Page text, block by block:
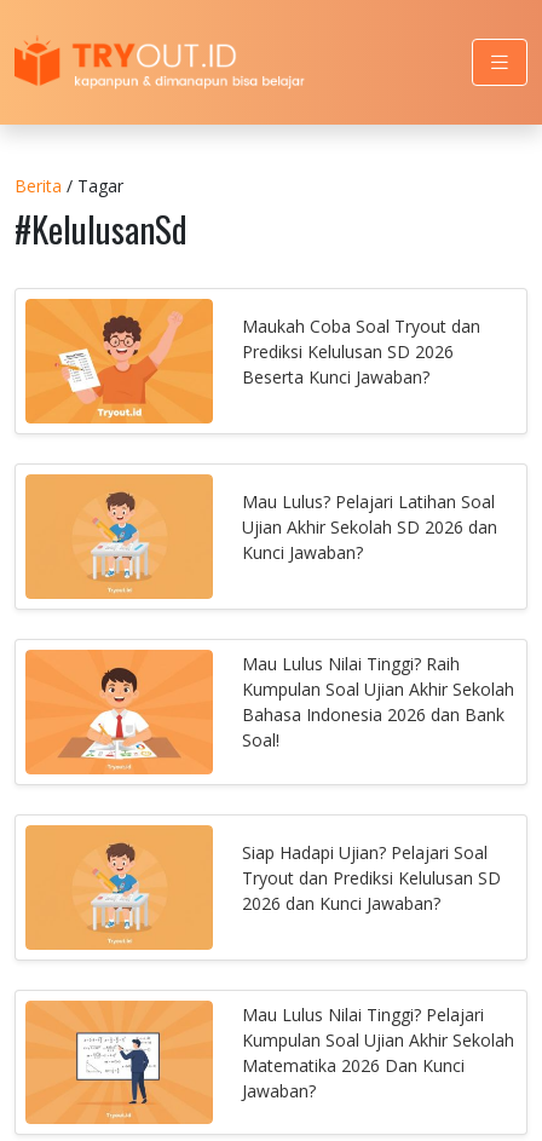
Berita / Tagar
#KelulusanSd
Maukah Coba Soal Tryout dan
Prediksi Kelulusan SD 2026
Beserta Kunci Jawaban?
Mau Lulus? Pelajari Latihan Soal
Ujian Akhir Sekolah SD 2026 dan
Kunci Jawaban?
Mau Lulus Nilai Tinggi? Raih
Kumpulan Soal Ujian Akhir Sekolah
Bahasa Indonesia 2026 dan Bank
Soal!
Siap Hadapi Ujian? Pelajari Soal
Tryout dan Prediksi Kelulusan SD
2026 dan Kunci Jawaban?
Mau Lulus Nilai Tinggi? Pelajari
Kumpulan Soal Ujian Akhir Sekolah
Matematika 2026 Dan Kunci
Jawaban?